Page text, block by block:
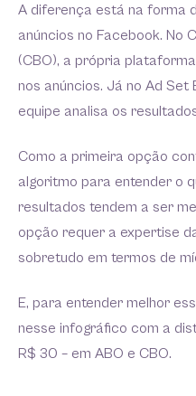
A diferença está na forma
anúncios no Facebook. No
(CBO), a própria
nos anúncios. Já no Ad Set
equipe analisa os
Como a primeira opção
algoritmo para entender o
resultados tendem a ser
opção requer a expertise
sobretudo em termos de
E, para entender melhor
nesse infográfico com a
R$ 30 – em ABO e CBO.